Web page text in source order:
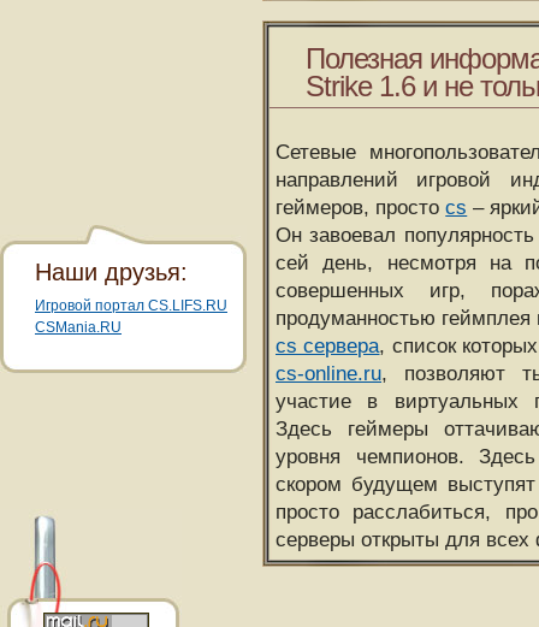
Полезная
Strike 1.6 и не
Сетевые
направлений игровой
геймеров, простоcs –
Он завоевал
сей день, несмотря на
совершенных игр,
продуманностью
cs сервера, список
cs-online.ru, позволяют
участие в виртуальных
Здесь геймеры
уровня чемпионов.
скором будущем
просто расслабиться,
серверы открыты для всех
Наши друзья:
Игровой портал CS.LIFS.RU
CSMania.RU